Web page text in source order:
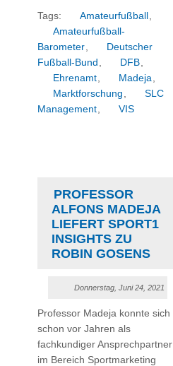
Tags: Amateurfußball ,
Amateurfußball-
Barometer,
Deutscher
Fußball-Bund , DFB,
Ehrenamt, Madeja,
Marktforschung ,
SLC
Management, VIS
PROFESSOR
ALFONS MADEJA
LIEFERT SPORT1
INSIGHTS ZU
ROBIN GOSENS
Donnerstag, Juni 24, 2021
Professor Madeja konnte sich
schon vor Jahren als
fachkundiger Ansprechpartner
im Bereich Sportmarketing